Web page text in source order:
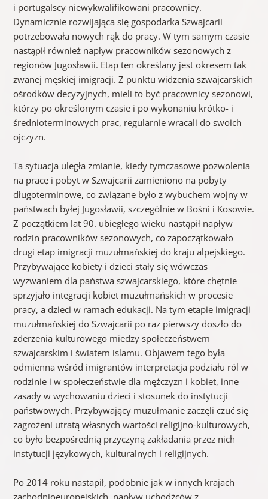
i portugalscy niewykwalifikowani pracownicy.
Dynamicznie rozwijająca się gospodarka Szwajcarii
potrzebowała nowych rąk do pracy. W tym samym czasie
nastąpił również napływ pracowników sezonowych z
regionów Jugosławii. Etap ten określany jest okresem tak
zwanej męskiej imigracji. Z punktu widzenia szwajcarskich
ośrodków decyzyjnych, mieli to być pracownicy sezonowi,
którzy po określonym czasie i po wykonaniu krótko- i
średnioterminowych prac, regularnie wracali do swoich
ojczyzn.
Ta sytuacja uległa zmianie, kiedy tymczasowe pozwolenia
na pracę i pobyt w Szwajcarii zamieniono na pobyty
długoterminowe, co związane było z wybuchem wojny w
państwach byłej Jugosławii, szczególnie w Bośni i Kosowie.
Z początkiem lat 90. ubiegłego wieku nastąpił napływ
rodzin pracowników sezonowych, co zapoczątkowało
drugi etap imigracji muzułmańskiej do kraju alpejskiego.
Przybywające kobiety i dzieci stały się wówczas
wyzwaniem dla państwa szwajcarskiego, które chętnie
sprzyjało integracji kobiet muzułmańskich w procesie
pracy, a dzieci w ramach edukacji. Na tym etapie imigracji
muzułmańskiej do Szwajcarii po raz pierwszy doszło do
zderzenia kulturowego miedzy społeczeństwem
szwajcarskim i światem islamu. Objawem tego była
odmienna wśród imigrantów interpretacja podziału ról w
rodzinie i w społeczeństwie dla mężczyzn i kobiet, inne
zasady w wychowaniu dzieci i stosunek do instytucji
państwowych. Przybywający muzułmanie zaczęli czuć się
zagrożeni utratą własnych wartości religijno-kulturowych,
co było bezpośrednią przyczyną zakładania przez nich
instytucji językowych, kulturalnych i religijnych.
Po 2014 roku nastapił, podobnie jak w innych krajach
zachodnioeuropejskich, napływ uchodźców z